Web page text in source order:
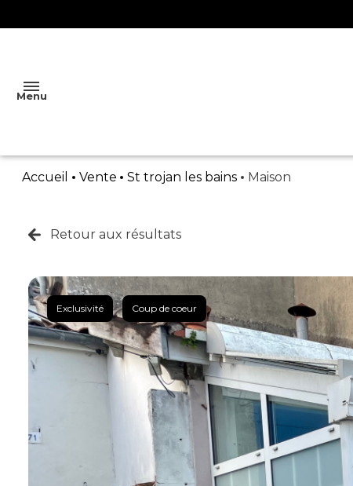
Menu
VENTES
MAISON
APPARTEMENT
TERRAIN
LOCATIONS
VACANCES
LOCATION
A L'ANNEE
L'AGENCE
ESTIMATION
BIENS
Accueil Vente St trojan les bains Maison
Retour aux résultats
Exclusivité Coup de coeur